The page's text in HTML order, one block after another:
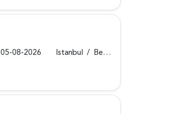
05-08-2026 Istanbul / Beykoz